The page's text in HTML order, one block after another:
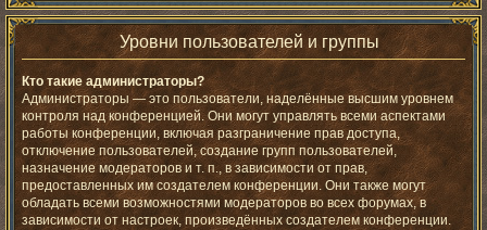
Уровни пользователей и группы
Кто такие администраторы?
Администраторы — это пользователи, наделённые высшим уровнем
контроля над конференцией. Они могут управлять всеми аспектами
работы конференции, включая разграничение прав доступа,
отключение пользователей, создание групп пользователей,
назначение модераторов и т. п., в зависимости от прав,
предоставленных им создателем конференции. Они также могут
обладать всеми возможностями модераторов во всех форумах, в
зависимости от настроек, произведённых создателем конференции.